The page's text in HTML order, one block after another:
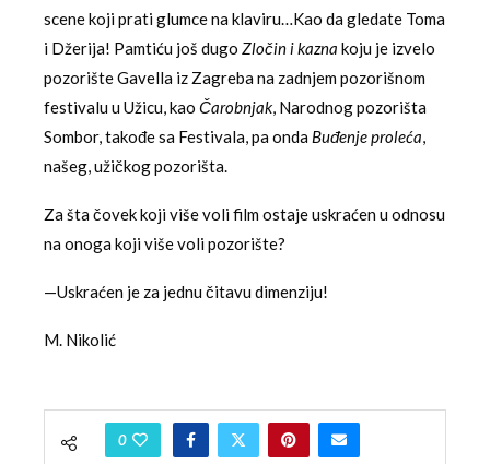
scene koji prati glumce na klaviru…Kao da gledate Toma
i Džerija! Pamtiću još dugo Zločin i kazna koju je izvelo
pozorište Gavella iz Zagreba na zadnjem pozorišnom
festivalu u Užicu, kao Čarobnjak, Narodnog pozorišta
Sombor, takođe sa Festivala, pa onda Buđenje proleća,
našeg, užičkog pozorišta.
Za šta čovek koji više voli film ostaje uskraćen u odnosu
na onoga koji više voli pozorište?
—Uskraćen je za jednu čitavu dimenziju!
M. Nikolić
0